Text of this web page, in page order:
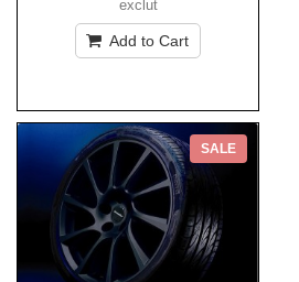
exclut
Add to Cart
SALE